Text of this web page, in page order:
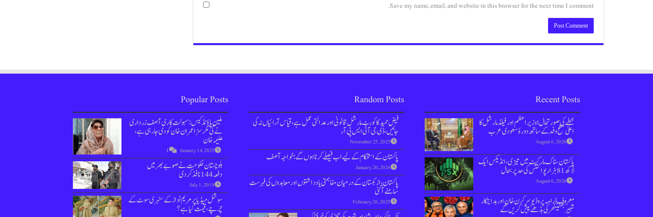
Save my name, email, and website in this browser for the next time I comment.
Popular Posts
ملین پاؤنڈ کیس : سہولت کاری آصف زرداری
نے کی مگر سزا عمران خان کو دی جارہی ہے،
علیمہ خان
January 14, 2025
1
بلوچستان حکومت نے صوبے بھر میں
دفعہ 144 نافذ کردی
July 1, 2019
سوشل میڈیا پر مریم نواز کے سنہری سوٹ کے
چرچے، قیمت کیا ہے؟
Random Posts
فیض حمید کا کورٹ مارشل قانونی اور عدالتی عمل ہے، قیاس آرائیاں نہ کی
جائیں، ڈی جی آئی ایس پی آر
November 25, 2025
پاکستان کے استحکام کے لیے اب فیصلے کرنا ہوں گے: خواجہ آصف
January 20, 2026
پاکستان، ازبکستان کے درمیان مفاہمتی یادداشتوں اور معاہدوں کی فہرست
سامنے آگئی
February 26, 2025
Recent Posts
خطے کی صورتحال؛ وزیراعظم اور فیلڈ مارشل کا
اعلیٰ سطح وفد کے ساتھ دورۂ سعودی عرب
August 6, 2026
پاکستان سٹاک مارکیٹ میں تیزی،انڈیکس ایک
لاکھ 81 ہزار پوائنٹس کی حد پر بحال
August 6, 2026
معروف ڈرامہ پروڈیوسر کرن خان اور ہدایتکار
شبیر بھٹیًٹھرکی بڈھےًپیش کریں گے